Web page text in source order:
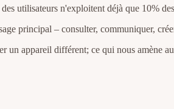
utilisateurs n'exploitent déjà que 10%
principal – consulter, communiquer,
un appareil différent; ce qui nous amène